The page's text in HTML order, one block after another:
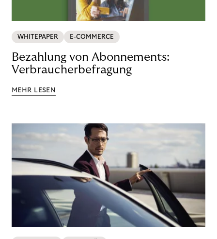
WHITEPAPER E-COMMERCE
Bezahlung von Abonnements:
Verbraucherbefragung
MEHR LESEN